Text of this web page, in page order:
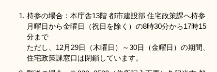
持参の場合：本庁舎13階 都市建設部 住宅政策課へ持参
月曜日から金曜日（祝日を除く）の8時30分から17時15
分まで
ただし、12月29日（木曜日）～30日（金曜日）の期間、
住宅政策課窓口は閉鎖しています。